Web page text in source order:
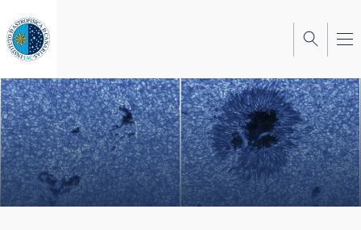
al
contenido
principal